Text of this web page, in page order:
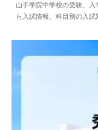
中学情報
山手学院中学校の受験、
ら入試情報、科目別の入試